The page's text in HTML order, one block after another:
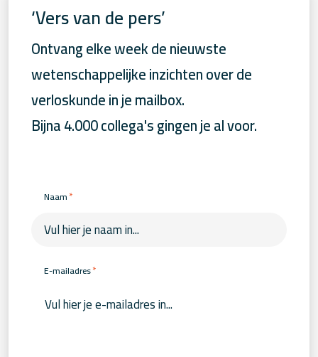
‘Vers van de pers’
Ontvang elke week de nieuwste
wetenschappelijke inzichten over de
verloskunde in je mailbox.
Bijna 4.000 collega's gingen je al voor.
Naam*
E-mailadres*